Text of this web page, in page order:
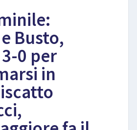
EVENTI
LIBRI
Busto,
0 per
in